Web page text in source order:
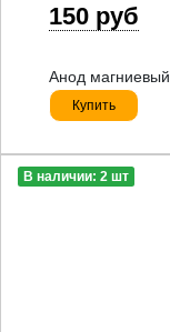
150 руб
Анод
Купить
В наличии: 2 шт